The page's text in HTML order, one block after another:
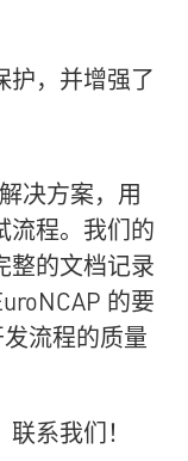
护，并增强了
决方案，用
流程。我们的
整的文档记录
的要
流程的质量
系我们！